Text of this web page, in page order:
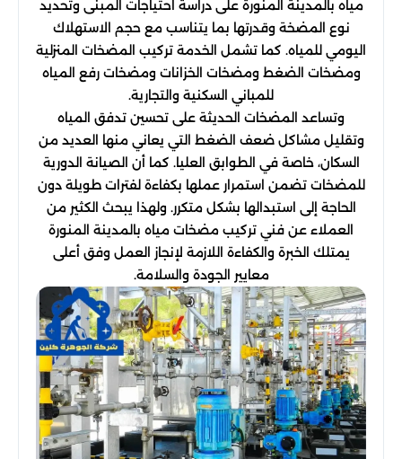
مياه بالمدينة المنورة على دراسة احتياجات المبنى وتحديد
نوع المضخة وقدرتها بما يتناسب مع حجم الاستهلاك
اليومي للمياه. كما تشمل الخدمة تركيب المضخات المنزلية
ومضخات الضغط ومضخات الخزانات ومضخات رفع المياه
للمباني السكنية والتجارية.
وتساعد المضخات الحديثة على تحسين تدفق المياه
وتقليل مشاكل ضعف الضغط التي يعاني منها العديد من
السكان، خاصة في الطوابق العليا. كما أن الصيانة الدورية
للمضخات تضمن استمرار عملها بكفاءة لفترات طويلة دون
الحاجة إلى استبدالها بشكل متكرر. ولهذا يبحث الكثير من
العملاء عن فني تركيب مضخات مياه بالمدينة المنورة
يمتلك الخبرة والكفاءة اللازمة لإنجاز العمل وفق أعلى
معايير الجودة والسلامة.